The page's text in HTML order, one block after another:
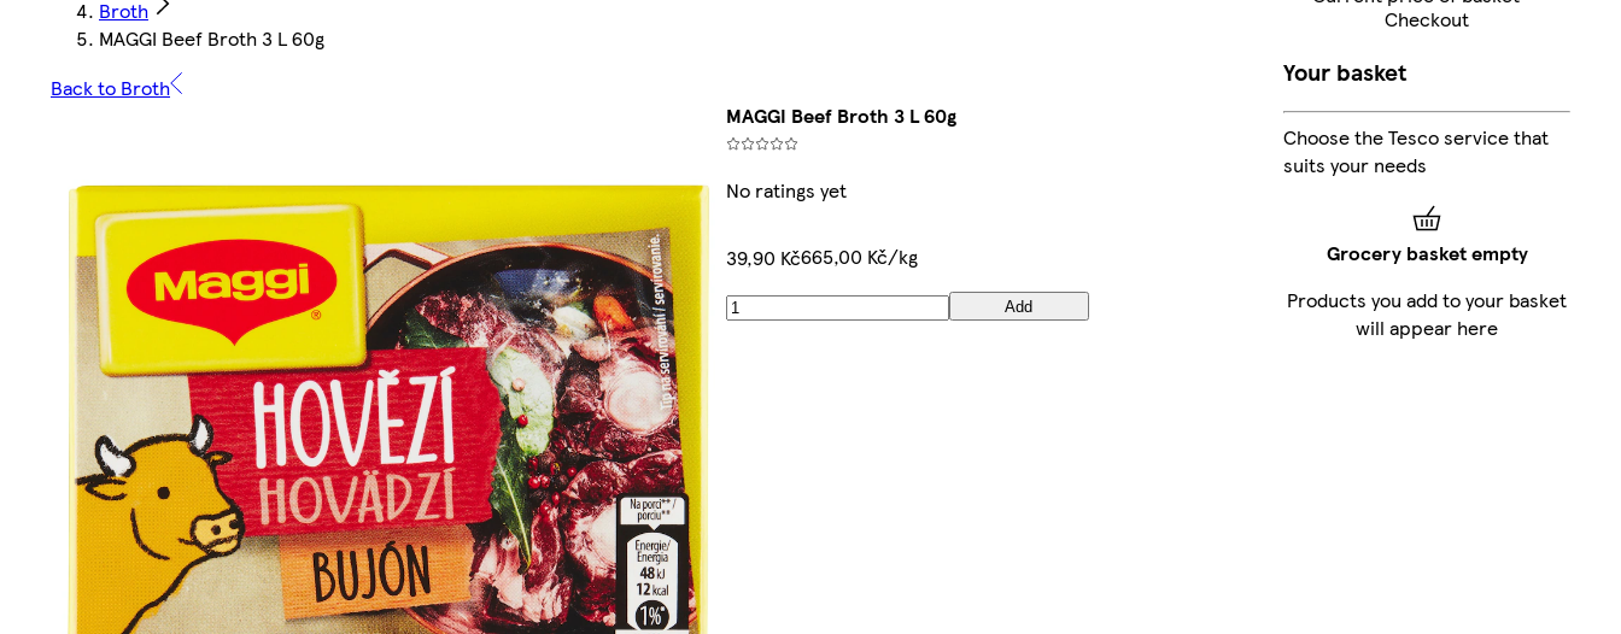
Broth
MAGGI Beef Broth 3 L 60g
Back to Broth
MAGGI Beef Broth 3 L 60g
No ratings yet
39,90 Kč665,00 Kč/kg
Add
Checkout
Your basket
Choose the Tesco service that
suits your needs
Grocery basket empty
Products you add to your basket
will appear here